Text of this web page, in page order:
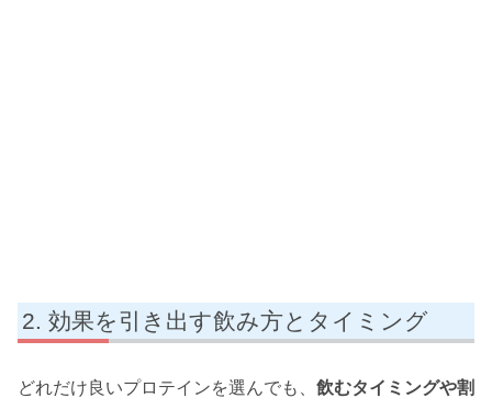
効果を引き出す飲み方とタイミング
どれだけ良いプロテインを選んでも、 飲むタイミングや割